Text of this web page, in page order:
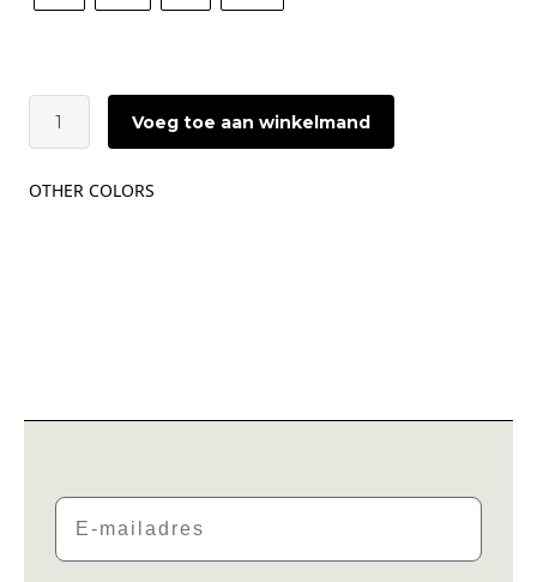
STORIES
Mia
|
Voeg toe aan winkelmand
OTHER COLORS
Email